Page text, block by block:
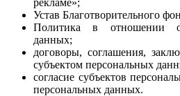
рекламе»;
Устав Благотворительного
Политика в отношении
данных;
договоры, соглашения,
субъектом персональных
согласие субъектов
персональных данных.